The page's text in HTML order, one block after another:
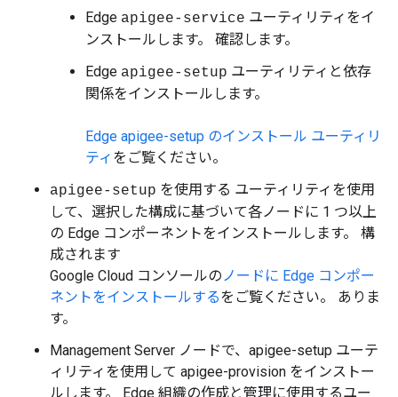
Edge apigee-service ユーティリティをイ
ンストールします。 確認します。
Edge apigee-setup ユーティリティと依存
関係をインストールします。
Edge apigee-setup のインストール ユーティリ
ティ をご覧ください。
apigee-setup を使用する ユーティリティを使用
して、選択した構成に基づいて各ノードに 1 つ以上
の Edge コンポーネントをインストールします。 構
成されます
Google Cloud コンソールのノードに Edge コンポー
ネントをインストールするをご覧ください。 ありま
す。
Management Server ノードで、apigee-setup ユーテ
ィリティを使用して apigee-provision をインストー
ルします。 Edge 組織の作成と管理に使用するユー